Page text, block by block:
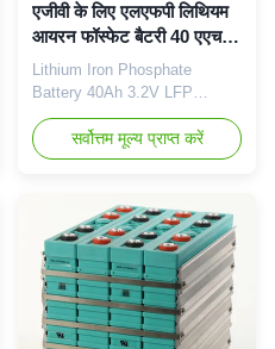
एजीवी के लिए एलएफपी लिथियम
आयरन फॉस्फेट बैटरी 40 एएच
3.2 वीV
Lithium Iron Phosphate
Battery 40Ah 3.2V LFP
LiFePO4 Batteries for electric
scooter motorcycle bicycle
AGV Item Specification Model
screw hole 4 holes Rated
capacity 40Ah Nominal
voltage 3.2V Internal
impedance ≤0.6mΩ Standard
charge current 10A Fast
charge current 40A End of ...
सर्वोत्तम मूल्य प्राप्त करें